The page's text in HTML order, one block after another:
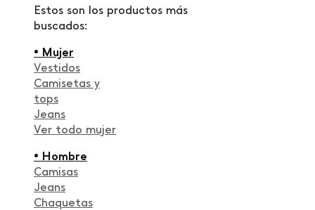
Estos son los productos más
buscados:
• Mujer
Vestidos
Camisetas y
tops
Jeans
Ver todo mujer
• Hombre
Camisas
Jeans
Chaquetas